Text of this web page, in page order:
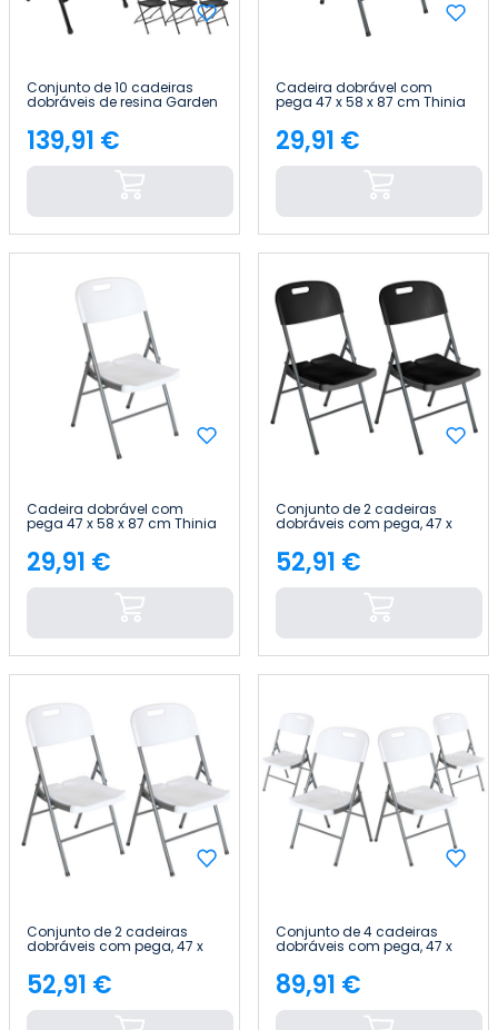
Conjunto de 10 cadeiras
dobráveis de resina Garden
Preço
139,91 €
Cadeira dobrável com
pega 47 x 58 x 87 cm Thinia
Home
Preço
29,91 €
Cadeira dobrável com
pega 47 x 58 x 87 cm Thinia
Preço
29,91 €
Conjunto de 2 cadeiras
dobráveis com pega, 47 x
Preço
52,91 €
Conjunto de 2 cadeiras
dobráveis com pega, 47 x
58 x 87 cm Thinia Home
Preço
52,91 €
Conjunto de 4 cadeiras
dobráveis com pega, 47 x
58 x 87 cm Thinia Home
Preço
89,91 €